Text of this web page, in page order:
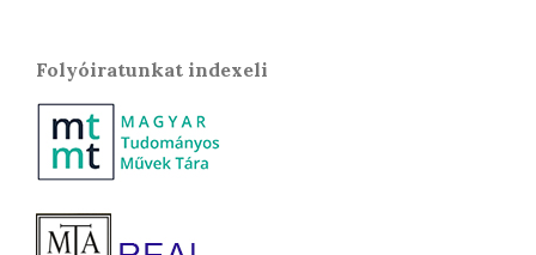
Folyóiratunkat indexeli